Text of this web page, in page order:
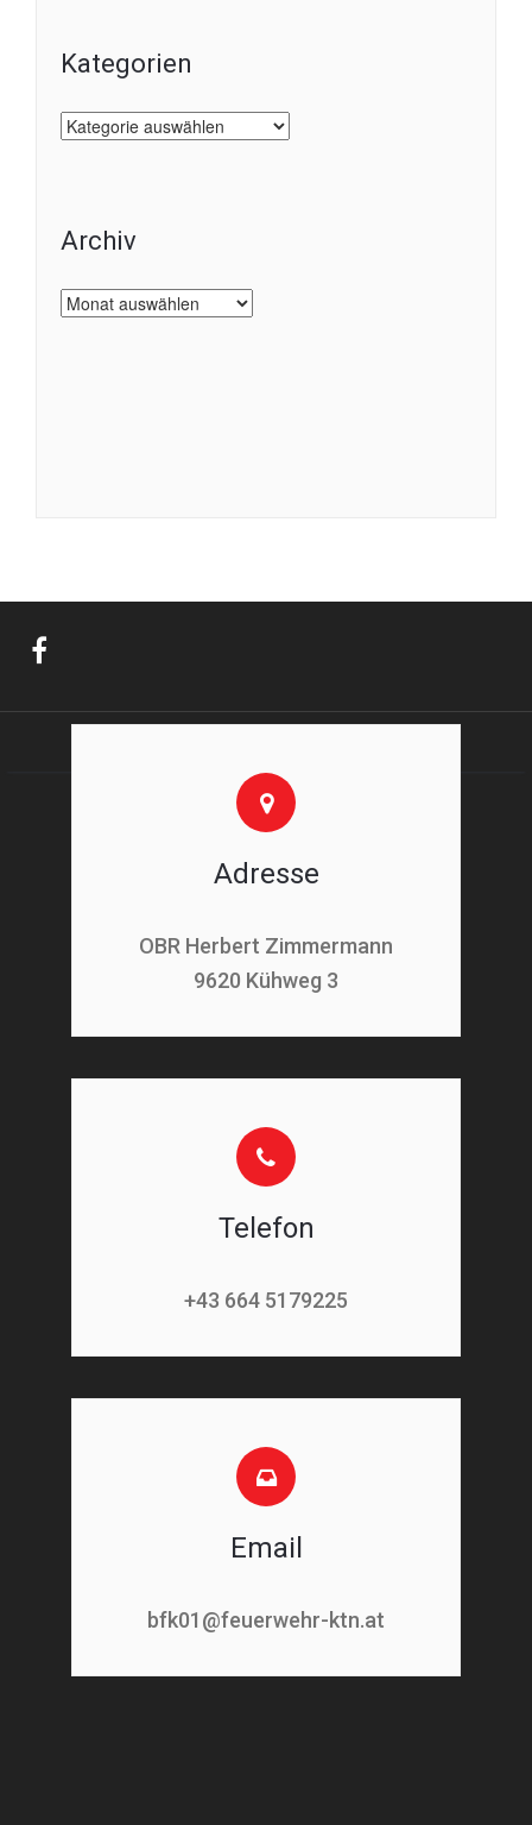
Kategorien
Kategorien
Archiv
Archiv
Adresse
OBR Herbert Zimmermann
9620 Kühweg 3
Telefon
+43 664 5179225
Email
bfk01@feuerwehr-ktn.at